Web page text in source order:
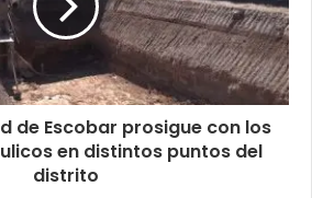
de Escobar prosigue con los
en distintos puntos del
distrito